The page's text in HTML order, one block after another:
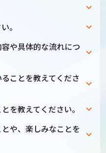
。
や具体的な流れにつ
ことを教えてくださ
を教えてください。
や、楽しみなことを